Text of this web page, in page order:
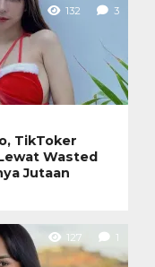
132 3
TikToker
Wasted
Jutaan
127 1